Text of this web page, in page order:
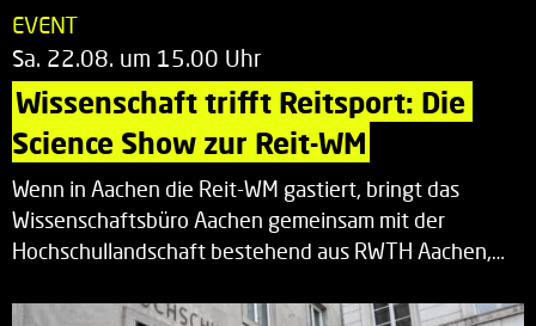
EVENT
Sa. 22.08. um 15.00 Uhr
Wissenschaft trifft Reitsport: Die
Science Show zur Reit-WM
Wenn in Aachen die Reit-WM gastiert, bringt das
Wissenschaftsbüro Aachen gemeinsam mit der
Hochschullandschaft bestehend aus RWTH Aachen,…